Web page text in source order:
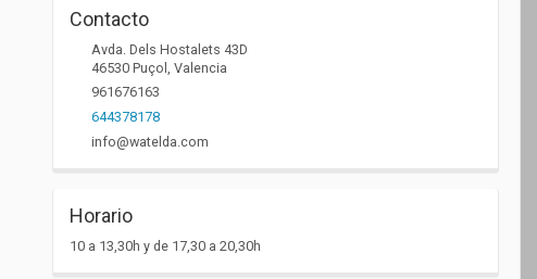
Contacto
Avda. Dels Hostalets 43D
46530 Puçol , Valencia
961676163
644378178
info@watelda.com
Horario
10 a 13,30h y de 17,30 a 20,30h